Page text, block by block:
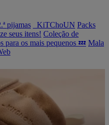
pijamas _KiTChoUN Packs
seus itens! Coleção de
para os mais pequenos 💤 Mala